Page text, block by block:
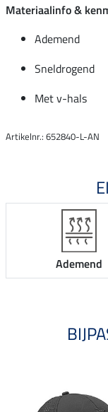
Materiaalinfo &
Ademend
Sneldrogend
Met v-hals
Artikelnr.: 652840-L-AN
Ademend